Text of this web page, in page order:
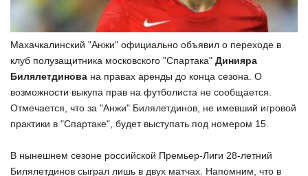
Махачкалинский "Анжи" официально объявил о переходе в
клуб полузащитника московского "Спартака" Динияра
Билялетдинова на правах аренды до конца сезона. О
возможности выкупа прав на футболиста не сообщается.
Отмечается, что за "Анжи" Билялетдинов, не имевший игровой
практики в "Спартаке", будет выступать под номером 15.
В нынешнем сезоне российской Премьер-Лиги 28-летний
Билялетдинов сыграл лишь в двух матчах. Напомним, что в